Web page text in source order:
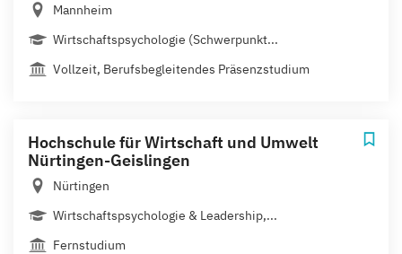
Mannheim
Wirtschaftspsychologie (Schwerpunkt...
Vollzeit, Berufsbegleitendes Präsenzstudium
Hochschule für Wirtschaft und Umwelt
Nürtingen-Geislingen
Nürtingen
Wirtschaftspsychologie & Leadership,...
Fernstudium